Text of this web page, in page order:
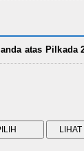
atas Pilkada